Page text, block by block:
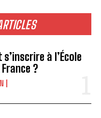
à l’École
?